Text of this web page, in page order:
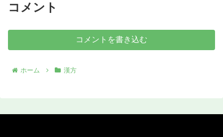
コメント
コメントを書き込む
ホーム 漢方